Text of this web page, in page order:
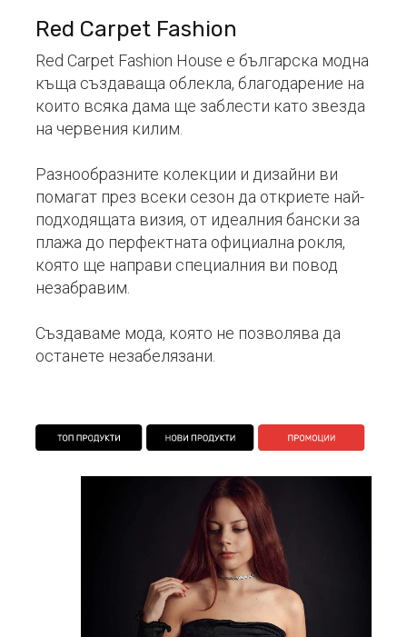
Red Carpet Fashion
Red Carpet Fashion House е българска модна
къща създаваща облекла, благодарение на
които всяка дама ще заблести като звезда
на червения килим.
Разнообразните колекции и дизайни ви
помагат през всеки сезон да откриете най-
подходящата визия, от идеалния бански за
плажа до перфектната официална рокля,
която ще направи специалния ви повод
незабравим.
Създаваме мода, която не позволява да
останете незабелязани.